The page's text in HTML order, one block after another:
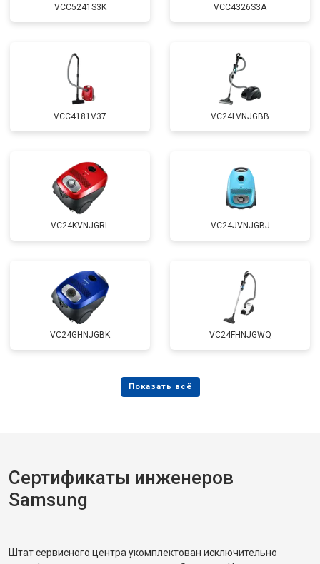
VCC5241S3K VCC4326S3A
VCC4181V37 VC24LVNJGBB
VC24KVNJGRL VC24JVNJGBJ
VC24GHNJGBK VC24FHNJGWQ
Сертификаты инженеров
Samsung
Штат сервисного центра укомплектован исключительно